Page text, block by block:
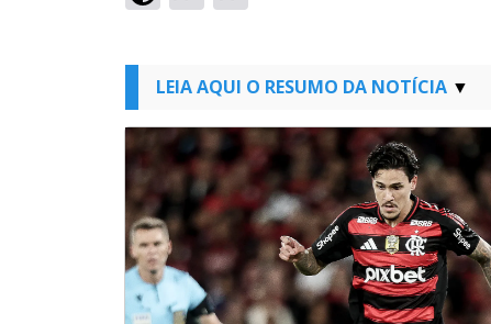
LEIA AQUI O RESUMO DA NOTÍCIA